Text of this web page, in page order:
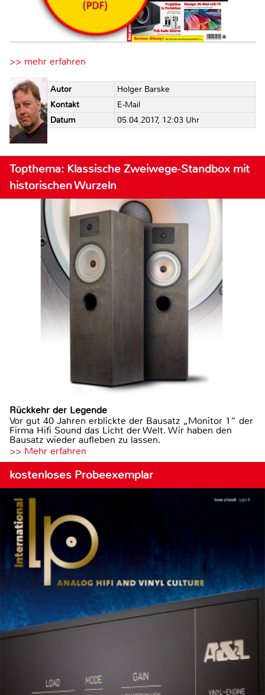
>> mehr erfahren
Autor
Holger Barske
Kontakt
E-Mail
Datum
05.04.2017, 12:03 Uhr
Topthema: Klassische Zweiwege-Standbox mit
historischen Wurzeln
Rückkehr der Legende
Vor gut 40 Jahren erblickte der Bausatz „Monitor 1“ der
Firma Hifi Sound das Licht der Welt. Wir haben den
Bausatz wieder aufleben zu lassen.
>> Mehr erfahren
kostenloses Probeexemplar